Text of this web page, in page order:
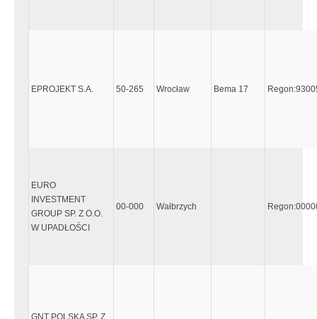
EPROJEKT S.A. 50-265 Wrocław Bema 17
EURO
INVESTMENT
GROUP SP. Z O.O.
W UPADŁOŚCI
00-000 Wałbrzych
GNT POLSKA SP. Z